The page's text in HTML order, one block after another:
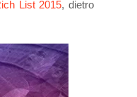
List 2015, dietro